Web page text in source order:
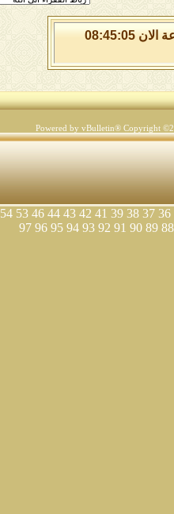
الجمعة 7 من اغسطس 2026 , الساعة الان 08:45:05
Powered by vBulletin® Copyright
36
37
38
39
41
42
43
44
46
53
54
88
89
90
91
92
93
94
95
96
97